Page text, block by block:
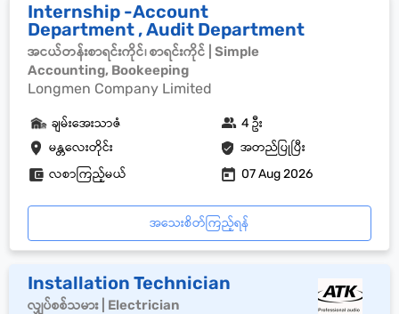
Internship -Account
Department , Audit Department
အငယ်တန်းစာရင်းကိုင်၊ စာရင်းကိုင် | Simple
Accounting, Bookeeping
Longmen Company Limited
မန္တလေးတိုင်း အတည်ပြုပြီး
ချမ်းအေးသာဇံ 4 ဦး
လစာကြည့်မယ် 07 Aug 2026
အသေးစိတ်ကြည့်ရန်
Installation Technician
လျှပ်စစ်သမား | Electrician